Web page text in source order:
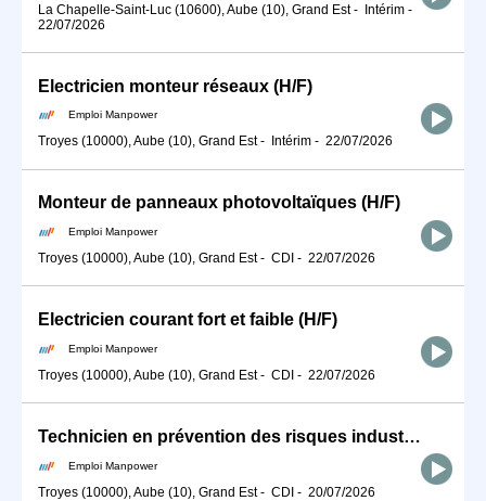
La Chapelle-Saint-Luc (10600), Aube (10), Grand Est- Intérim -
22/07/2026
Electricien monteur réseaux (H/F)
Emploi Manpower
Troyes (10000), Aube (10), Grand Est- Intérim - 22/07/2026
Monteur de panneaux photovoltaïques (H/F)
Emploi Manpower
Troyes (10000), Aube (10), Grand Est- CDI - 22/07/2026
Electricien courant fort et faible (H/F)
Emploi Manpower
Troyes (10000), Aube (10), Grand Est- CDI - 22/07/2026
Technicien en prévention des risques industriels / professionnels (H/F)
Emploi Manpower
Troyes (10000), Aube (10), Grand Est- CDI - 20/07/2026